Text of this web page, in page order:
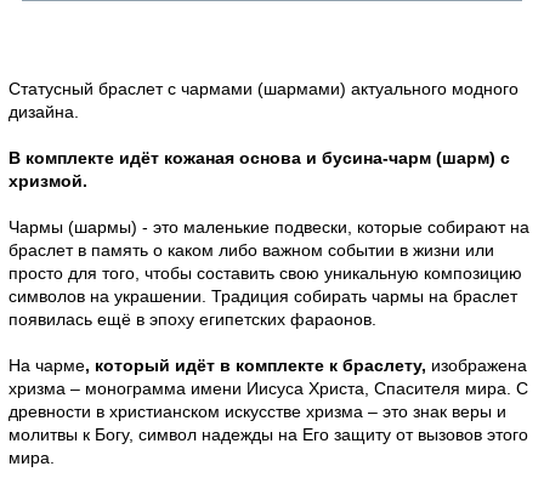
Статусный браслет с чармами (шармами) актуального модного
дизайна.
В комплекте идёт кожаная основа и бусина-чарм (шарм) с
хризмой.
Чармы (шармы) - это маленькие подвески, которые собирают на
браслет в память о каком либо важном событии в жизни или
просто для того, чтобы составить свою уникальную композицию
символов на украшении. Традиция собирать чармы на браслет
появилась ещё в эпоху египетских фараонов.
На чарме, который идёт в комплекте к браслету, изображена
хризма – монограмма имени Иисуса Христа, Спасителя мира. С
древности в христианском искусстве хризма – это знак веры и
молитвы к Богу, символ надежды на Его защиту от вызовов этого
мира.